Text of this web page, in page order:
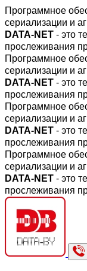
Программное
сериализации и
DATA-NET - это
прослеживания
Программное
сериализации и
DATA-NET - это
прослеживания
Программное
сериализации и
DATA-NET - это
прослеживания
Программное
сериализации и
DATA-NET - это
прослеживания